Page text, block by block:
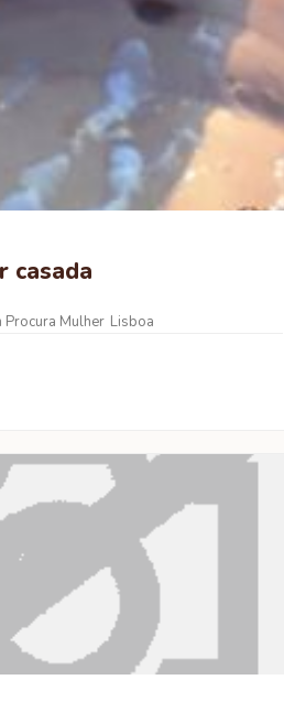
casada
Procura Mulher Lisboa